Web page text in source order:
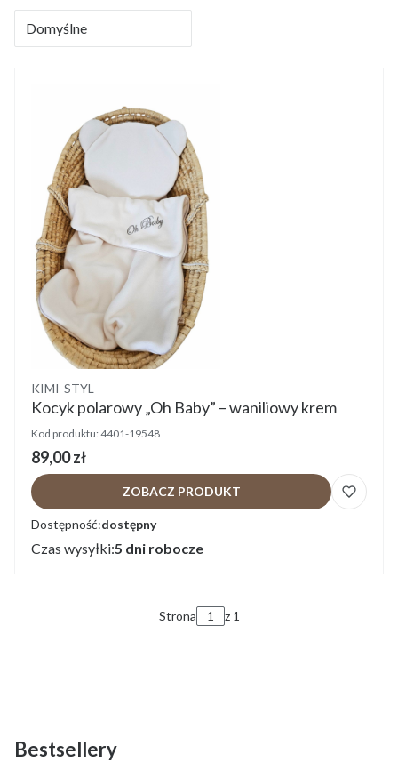
Domyślne
Producent
KIMI-STYL
Kocyk polarowy „Oh Baby” – waniliowy krem
Kod produktu:4401-19548
Cena
89,00 zł
ZOBACZ PRODUKT
Dostępność:dostępny
Czas wysyłki:5 dni robocze
Strona z 1
Bestsellery